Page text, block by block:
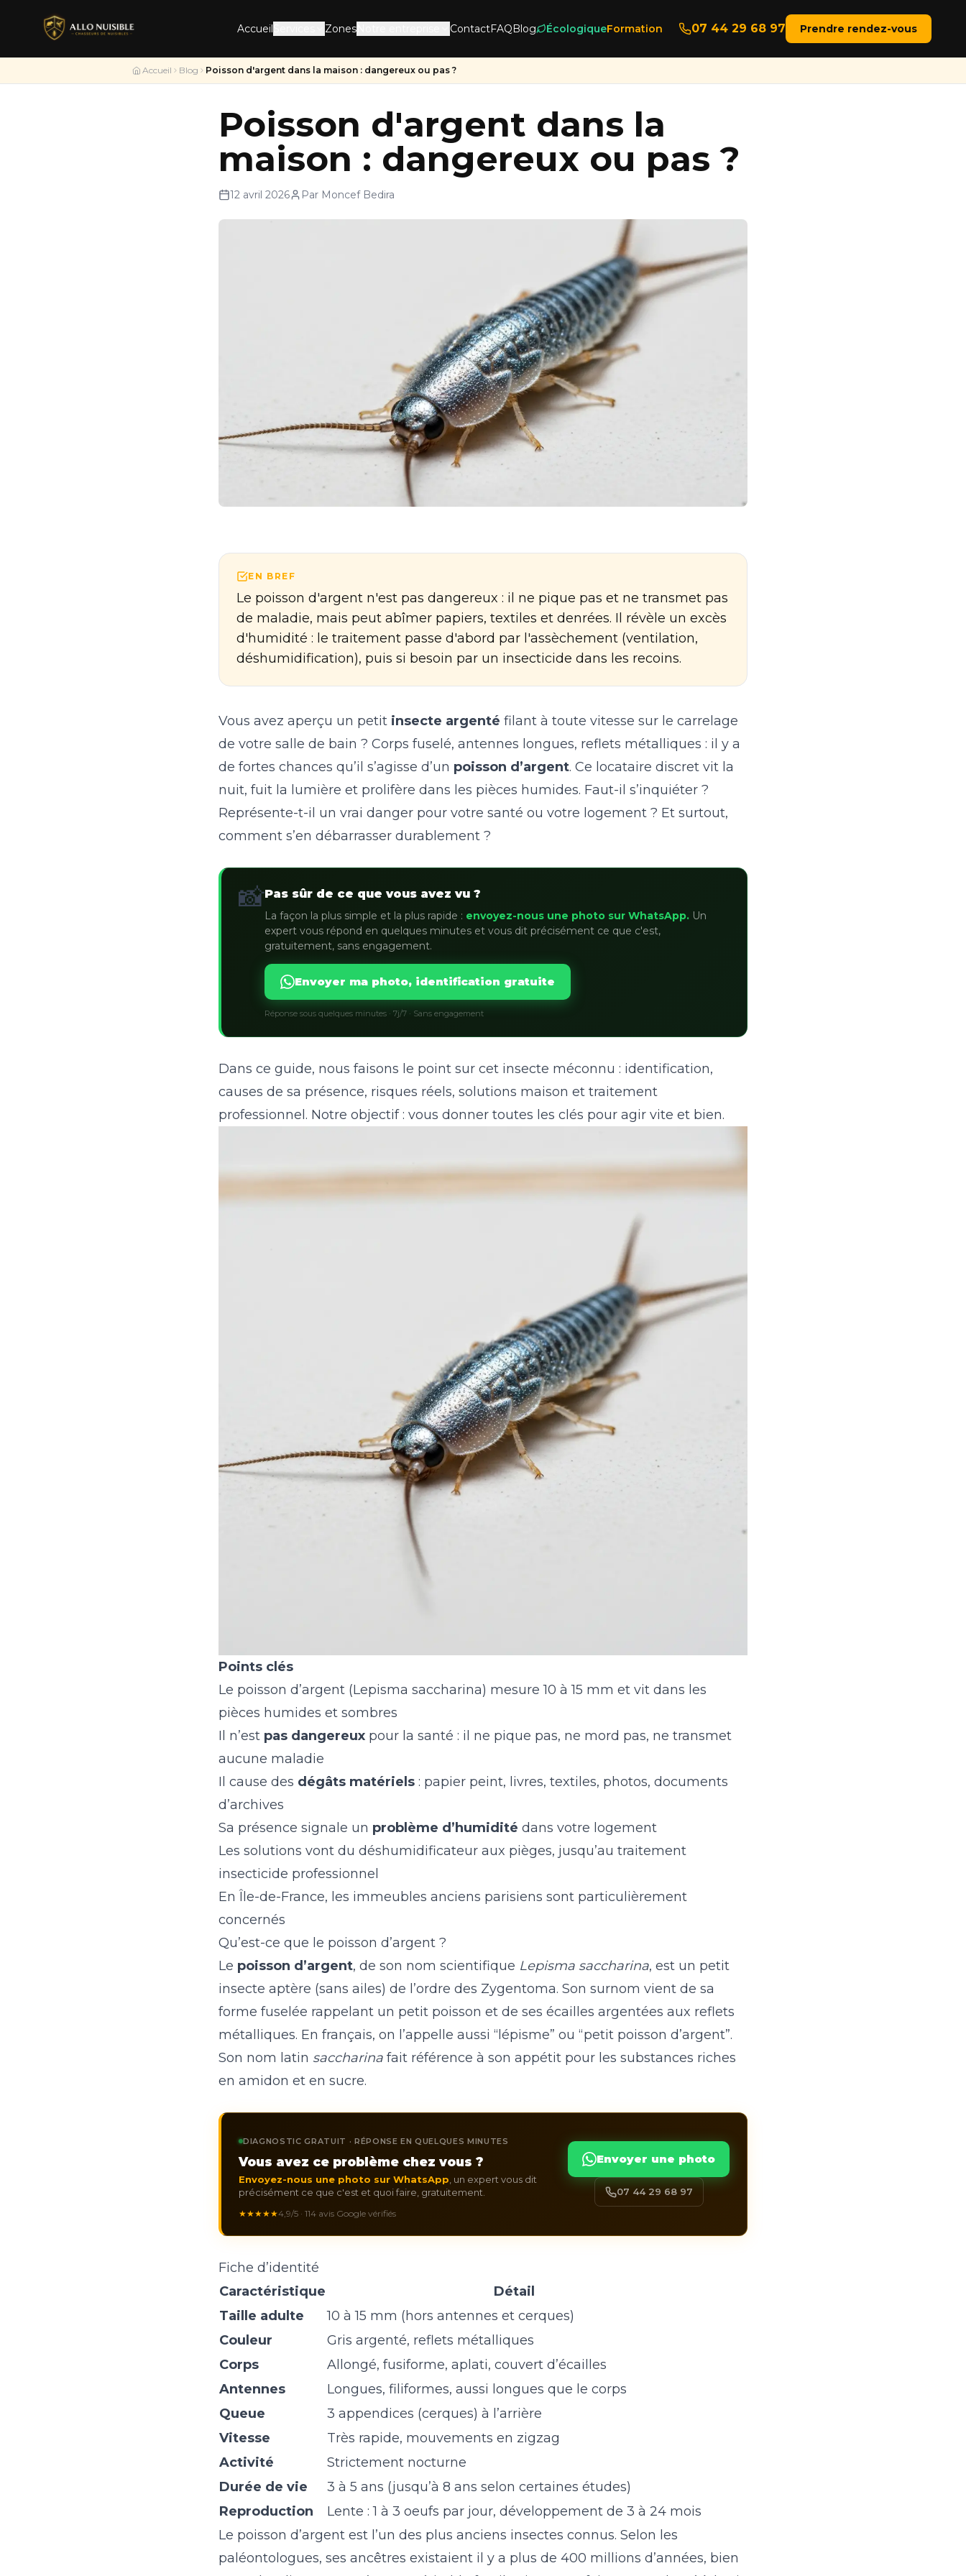
Accueil Zones ContactFAQBlog ÉcologiqueFormation 07 44 29 68 97 Prendre rendez-vous
Accueil Blog Poisson d'argent dans la maison : dangereux ou pas ?
Poisson d'argent dans la
maison : dangereux ou pas ?
12 avril 2026 Par Moncef Bedira
EN BREF
Le poisson d'argent n'est pas dangereux : il ne pique pas et ne transmet pas
de maladie, mais peut abîmer papiers, textiles et denrées. Il révèle un excès
d'humidité : le traitement passe d'abord par l'assèchement (ventilation,
déshumidification), puis si besoin par un insecticide dans les recoins.
Vous avez aperçu un petit insecte argenté filant à toute vitesse sur le carrelage
de votre salle de bain ? Corps fuselé, antennes longues, reflets métalliques : il y a
de fortes chances qu’il s’agisse d’un poisson d’argent. Ce locataire discret vit la
nuit, fuit la lumière et prolifère dans les pièces humides. Faut-il s’inquiéter ?
Représente-t-il un vrai danger pour votre santé ou votre logement ? Et surtout,
comment s’en débarrasser durablement ?
📸Pas sûr de ce que vous avez vu ?
La façon la plus simple et la plus rapide : envoyez-nous une photo sur WhatsApp. Un
expert vous répond en quelques minutes et vous dit précisément ce que c'est,
gratuitement, sans engagement.
Envoyer ma photo, identification gratuite
Réponse sous quelques minutes · 7j/7 · Sans engagement
Dans ce guide, nous faisons le point sur cet insecte méconnu : identification,
causes de sa présence, risques réels, solutions maison et traitement
professionnel. Notre objectif : vous donner toutes les clés pour agir vite et bien.
Points clés
Le poisson d’argent (Lepisma saccharina) mesure 10 à 15 mm et vit dans les
pièces humides et sombres
Il n’est pas dangereux pour la santé : il ne pique pas, ne mord pas, ne transmet
aucune maladie
Il cause des dégâts matériels : papier peint, livres, textiles, photos, documents
d’archives
Sa présence signale un problème d’humidité dans votre logement
Les solutions vont du déshumidificateur aux pièges, jusqu’au traitement
insecticide professionnel
En Île-de-France, les immeubles anciens parisiens sont particulièrement
concernés
Qu’est-ce que le poisson d’argent ?
Le poisson d’argent, de son nom scientifique Lepisma saccharina, est un petit
insecte aptère (sans ailes) de l’ordre des Zygentoma. Son surnom vient de sa
forme fuselée rappelant un petit poisson et de ses écailles argentées aux reflets
métalliques. En français, on l’appelle aussi “lépisme” ou “petit poisson d’argent”.
Son nom latin saccharina fait référence à son appétit pour les substances riches
en amidon et en sucre.
DIAGNOSTIC GRATUIT · RÉPONSE EN QUELQUES MINUTES
Vous avez ce problème chez vous ?
Envoyez-nous une photo sur WhatsApp , un expert vous dit
précisément ce que c'est et quoi faire, gratuitement.
★★★★★4,9/5 · 114 avis Google vérifiés
Envoyer une photo
07 44 29 68 97
Fiche d’identité
Caractéristique
Détail
Taille adulte
10 à 15 mm (hors antennes et cerques)
Couleur
Gris argenté, reflets métalliques
Corps
Allongé, fusiforme, aplati, couvert d’écailles
Antennes
Longues, filiformes, aussi longues que le corps
Queue
3 appendices (cerques) à l’arrière
Vitesse
Très rapide, mouvements en zigzag
Activité
Strictement nocturne
Durée de vie
3 à 5 ans (jusqu’à 8 ans selon certaines études)
Reproduction
Lente : 1 à 3 oeufs par jour, développement de 3 à 24 mois
Le poisson d’argent est l’un des plus anciens insectes connus. Selon les
paléontologues, ses ancêtres existaient il y a plus de 400 millions d’années, bien